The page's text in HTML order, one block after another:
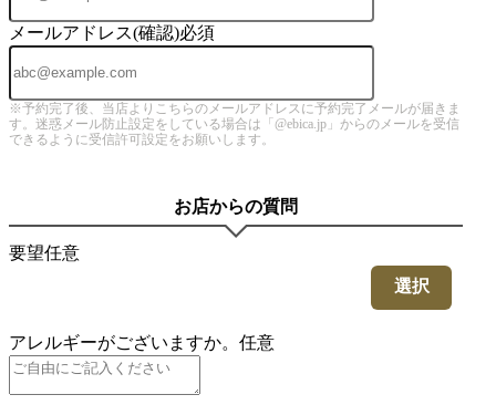
メールアドレス(確認)必須
※予約完了後、当店よりこちらのメールアドレスに予約完了メールが届きま
す。迷惑メール防止設定をしている場合は「@ebica.jp」からのメールを受信
できるように受信許可設定をお願いします。
お店からの質問
要望任意
選択
アレルギーがございますか。 任意